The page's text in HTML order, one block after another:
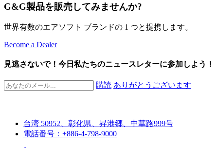
G&G製品を販売してみませんか?
世界有数のエアソフト ブランドの 1 つと提携します。
Become a Dealer
見逃さないで！今日私たちのニュースレターに参加しよう！
購読 ありがとうございます
台湾 50952、彰化県、昇港郷、中華路999号
電話番号：+886-4-798-9000